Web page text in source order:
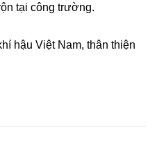
tại công trường.
hậu Việt Nam, thân thiện